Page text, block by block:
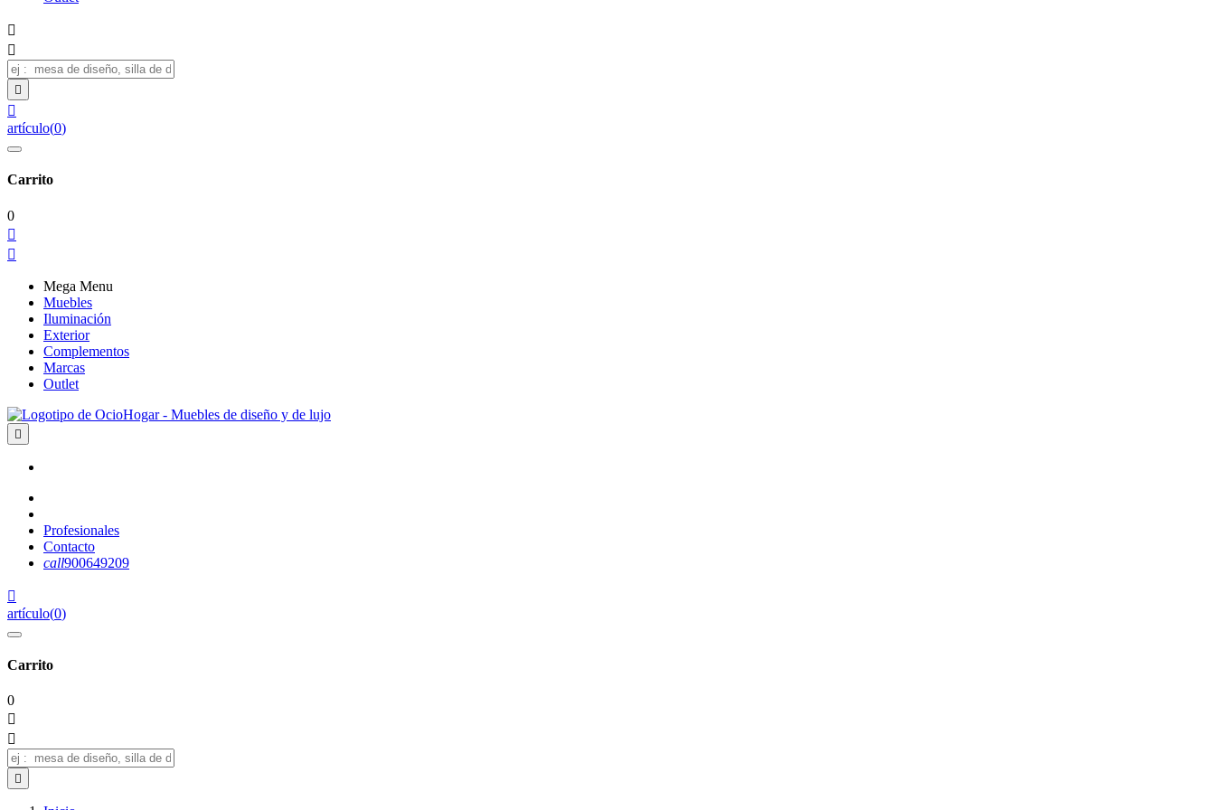




artículo(0)
Carrito
0


Mega Menu
Muebles
Iluminación
Exterior
Complementos
Marcas
Outlet

Profesionales
Contacto
call900649209

artículo(0)
Carrito
0


